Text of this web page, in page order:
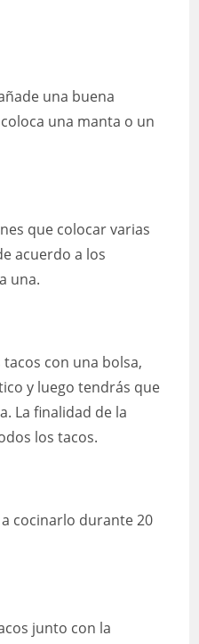
una buena
una manta o un
que colocar varias
acuerdo a los
una.
con una bolsa,
y luego tendrás que
La finalidad de la
los tacos.
cocinarlo durante 20
junto con la